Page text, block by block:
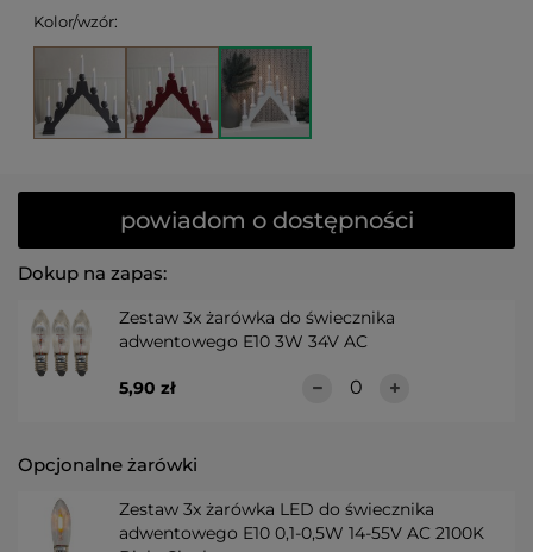
Kolor/wzór:
Dokup na zapas:
Zestaw 3x żarówka do świecznika
adwentowego E10 3W 34V AC
5,90 zł
Opcjonalne żarówki
Zestaw 3x żarówka LED do świecznika
adwentowego E10 0,1-0,5W 14-55V AC 2100K
powiadom o dostępności